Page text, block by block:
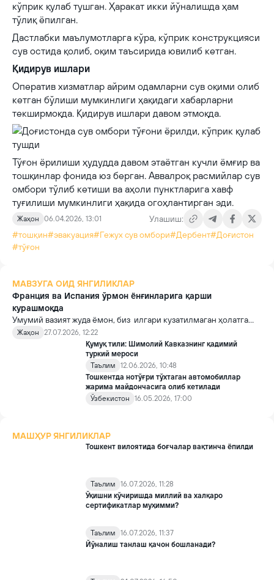
кўприк қулаб тушган. Ҳаракат икки йўналишда ҳам
тўлиқ ёпилган.
Дастлабки маълумотларга кўра, кўприк конструкцияси
сув остида қолиб, оқим таъсирида ювилиб кетган.
Қидирув ишлари
Оператив хизматлар айрим одамларни сув оқими олиб
кетган бўлиши мумкинлиги ҳақидаги хабарларни
текширмоқда. Қидирув ишлари давом этмоқда.
Тўғон ёрилиши ҳудудда давом этаётган кучли ёмғир ва
тошқинлар фонида юз берган. Аввалроқ расмийлар сув
омбори тўлиб кетиши ва аҳоли пунктларига хавф
туғилиши мумкинлиги ҳақида огоҳлантирган эди.
Жаҳон 06.04.2026, 13:01
Улашиш:
#тошқин#эвакуация#Гежух сув омбори#Дербент#Доғистон
#тўғон
МАВЗУГА ОИД ЯНГИЛИКЛАР
Франция ва Испания ўрмон ёнғинларига қарши
курашмоқда
Умумий вазият жуда ёмон, биз илгари кузатилмаган ҳолатга
дуч келдик, деди Франция расмийси.
Жаҳон
27.07.2026, 12:22
Қумуқ тили: Шимолий Кавказнинг қадимий
туркий мероси
Таълим
12.06.2026, 10:48
Тошкентда нотўғри тўхтаган автомобиллар
жарима майдончасига олиб кетилади
Ўзбекистон
16.05.2026, 17:00
МАШҲУР ЯНГИЛИКЛАР
Тошкент вилоятида боғчалар вақтинча ёпилди
Таълим
16.07.2026, 11:28
Ўқишни кўчиришда миллий ва халқаро
сертификатлар муҳимми?
Таълим
16.07.2026, 11:37
Йўналиш танлаш қачон бошланади?